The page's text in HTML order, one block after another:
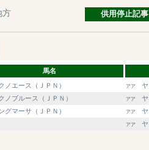
方 供用停止記事
馬名
ノエース（ＪＰＮ） アア
ノブルース（ＪＰＮ） アア
グマーサ（ＪＰＮ） アア
アア